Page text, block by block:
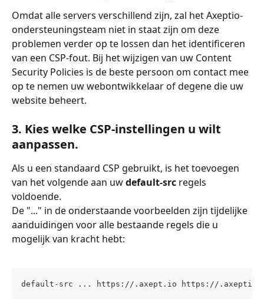
Omdat alle servers verschillend zijn, zal het Axeptio-
ondersteuningsteam niet in staat zijn om deze
problemen verder op te lossen dan het identificeren
van een CSP-fout. Bij het wijzigen van uw Content
Security Policies is de beste persoon om contact mee
op te nemen uw webontwikkelaar of degene die uw
website beheert.
3. Kies welke CSP-instellingen u wilt
aanpassen.
Als u een standaard CSP gebruikt, is het toevoegen
van het volgende aan uw default-src regels
voldoende.
De "..." in de onderstaande voorbeelden zijn tijdelijke
aanduidingen voor alle bestaande regels die u
mogelijk van kracht hebt:
default-src ... https://.axept.io https://